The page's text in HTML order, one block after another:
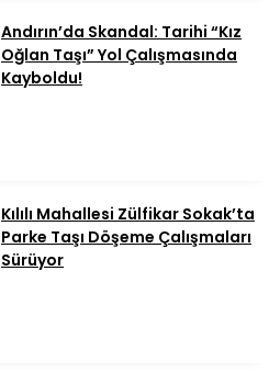
Andırın’da Skandal: Tarihi “Kız
Oğlan Taşı” Yol Çalışmasında
Kayboldu!
Kılılı Mahallesi Zülfikar Sokak’ta
Parke Taşı Döşeme Çalışmaları
Sürüyor